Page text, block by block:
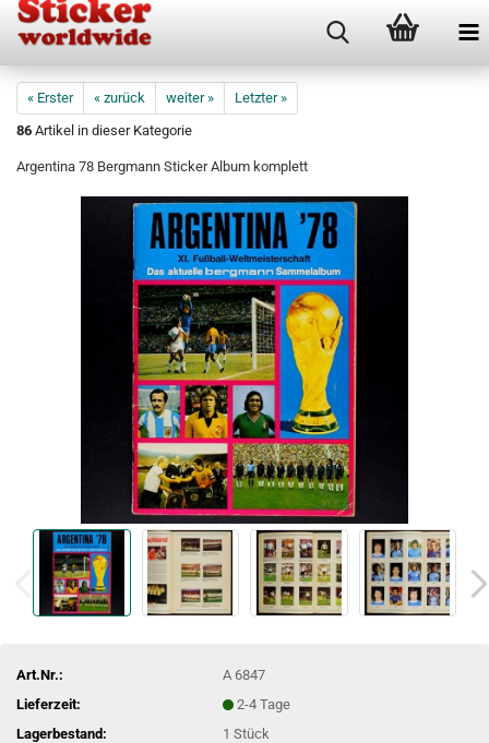
« Erster « zurück weiter »
Letzter »
86 Artikel in dieser Kategorie
Argentina 78 Bergmann Sticker Album komplett
Art.Nr.:
A 6847
Lieferzeit:
2-4 Tage
Lagerbestand:
1Stück